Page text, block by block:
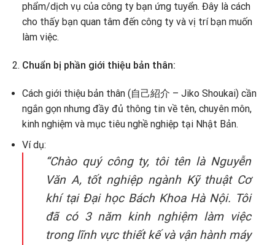
phẩm/dịch vụ của công ty bạn ứng tuyển. Đây là cách
cho thấy bạn quan tâm đến công ty và vị trí bạn muốn
làm việc.
Chuẩn bị phần giới thiệu bản thân:
Cách giới thiệu bản thân (自己紹介 – Jiko Shoukai) cần
ngắn gọn nhưng đầy đủ thông tin về tên, chuyên môn,
kinh nghiệm và mục tiêu nghề nghiệp tại Nhật Bản.
Ví dụ:
“Chào quý công ty, tôi tên là Nguyễn
Văn A, tốt nghiệp ngành Kỹ thuật Cơ
khí tại Đại học Bách Khoa Hà Nội. Tôi
đã có 3 năm kinh nghiệm làm việc
trong lĩnh vực thiết kế và vận hành máy